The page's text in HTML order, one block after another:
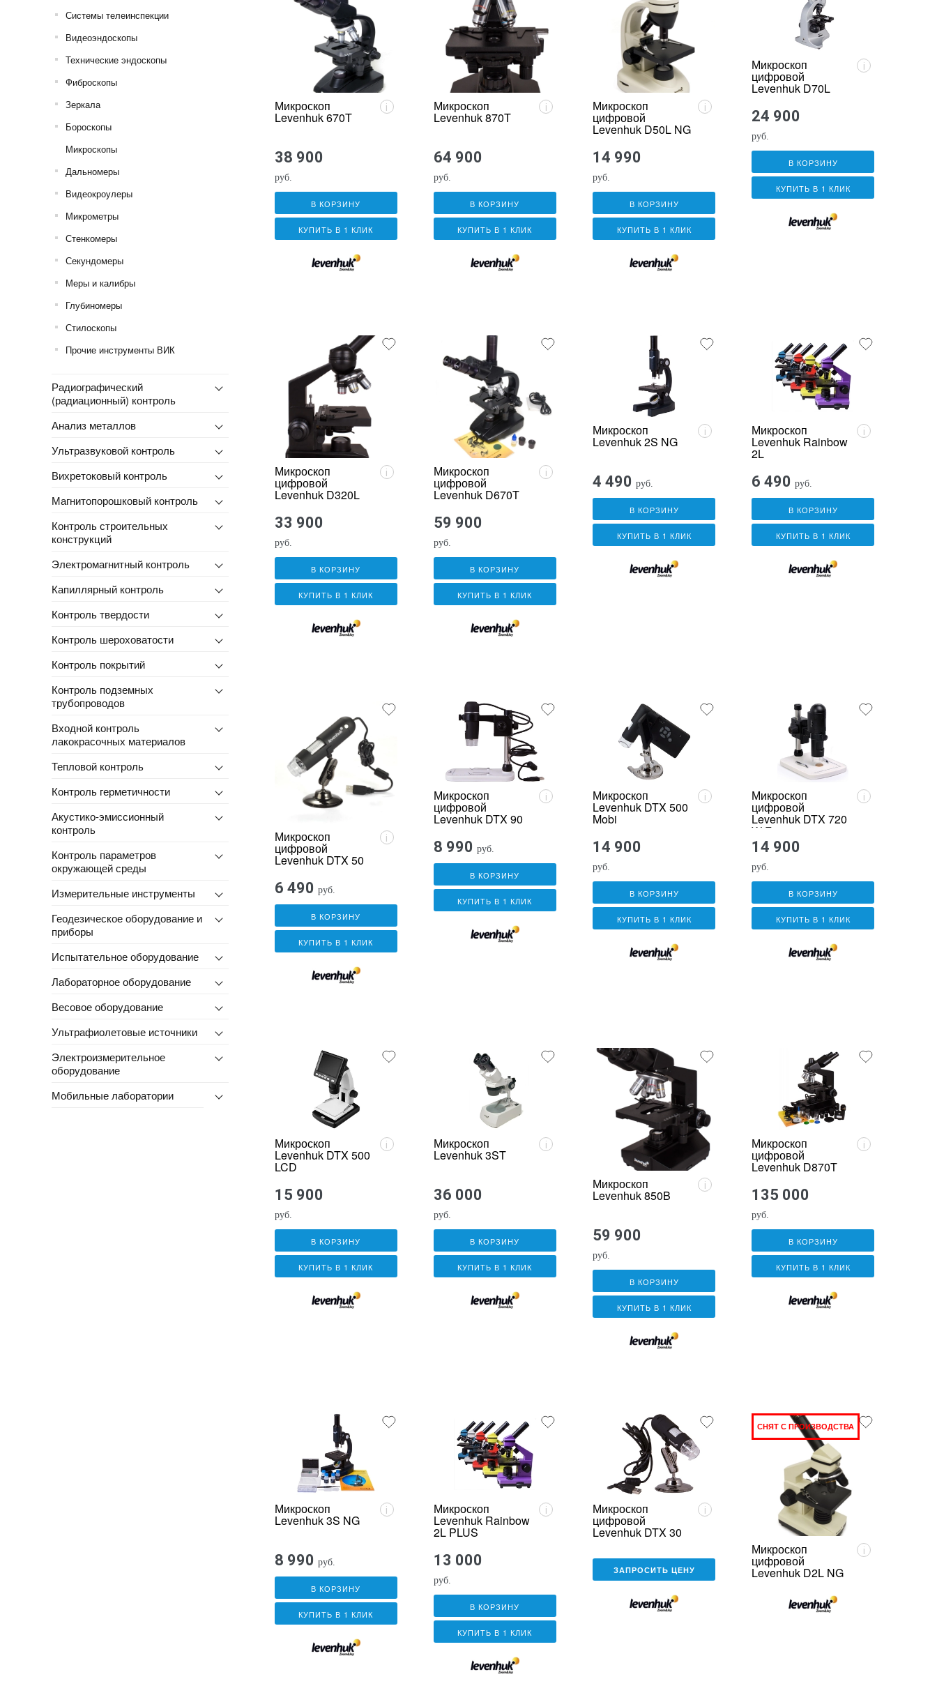
Системы телеинспекции
Видеоэндоскопы
Технические эндоскопы
Фиброскопы
Зеркала
Бороскопы
Микроскопы
Дальномеры
Видеокроулеры
Микрометры
Стенкомеры
Секундомеры
Меры и калибры
Глубиномеры
Стилоскопы
Прочие инструменты ВИК
Радиографический
(радиационный) контроль
Анализ металлов
Ультразвуковой контроль
Вихретоковый контроль
Магнитопорошковый контроль
Контроль строительных
конструкций
Электромагнитный контроль
Капиллярный контроль
Контроль твердости
Контроль шероховатости
Контроль покрытий
Контроль подземных
трубопроводов
Входной контроль
лакокрасочных материалов
Тепловой контроль
Контроль герметичности
Акустико-эмиссионный
контроль
Контроль параметров
окружающей среды
Измерительные инструменты
Геодезическое оборудование и
приборы
Испытательное оборудование
Лабораторное оборудование
Весовое оборудование
Ультрафиолетовые источники
Электроизмерительное
оборудование
Мобильные лаборатории
Микроскоп
Levenhuk 670T
i
38 900
руб.
В КОРЗИНУ
КУПИТЬ В 1 КЛИК
Микроскоп
Levenhuk 870T
i
64 900
руб.
В КОРЗИНУ
КУПИТЬ В 1 КЛИК
Микроскоп
цифровой
Levenhuk D50L NG
i
14 990
руб.
В КОРЗИНУ
КУПИТЬ В 1 КЛИК
Микроскоп
цифровой
Levenhuk D70L
i
24 900
руб.
В КОРЗИНУ
КУПИТЬ В 1 КЛИК
Микроскоп
цифровой
Levenhuk D320L
i
33 900
руб.
В КОРЗИНУ
КУПИТЬ В 1 КЛИК
Микроскоп
цифровой
Levenhuk D670T
i
59 900
руб.
В КОРЗИНУ
КУПИТЬ В 1 КЛИК
Микроскоп
Levenhuk 2S NG
i
4 490 руб.
В КОРЗИНУ
КУПИТЬ В 1 КЛИК
Микроскоп
Levenhuk Rainbow
2L
i
6 490 руб.
В КОРЗИНУ
КУПИТЬ В 1 КЛИК
Микроскоп
цифровой
Levenhuk DTX 50
i
6 490 руб.
В КОРЗИНУ
КУПИТЬ В 1 КЛИК
Микроскоп
цифровой
Levenhuk DTX 90
i
8 990 руб.
В КОРЗИНУ
КУПИТЬ В 1 КЛИК
Микроскоп
Levenhuk DTX 500
Mobi
i
14 900
руб.
В КОРЗИНУ
КУПИТЬ В 1 КЛИК
Микроскоп
цифровой
Levenhuk DTX 720
WiFi
i
14 900
руб.
В КОРЗИНУ
КУПИТЬ В 1 КЛИК
Микроскоп
Levenhuk DTX 500
LCD
i
15 900
руб.
В КОРЗИНУ
КУПИТЬ В 1 КЛИК
Микроскоп
Levenhuk 3ST
i
36 000
руб.
В КОРЗИНУ
КУПИТЬ В 1 КЛИК
Микроскоп
Levenhuk 850B
i
59 900
руб.
В КОРЗИНУ
КУПИТЬ В 1 КЛИК
Микроскоп
цифровой
Levenhuk D870T
i
135 000
руб.
В КОРЗИНУ
КУПИТЬ В 1 КЛИК
Микроскоп
Levenhuk 3S NG
i
8 990 руб.
В КОРЗИНУ
КУПИТЬ В 1 КЛИК
Микроскоп
Levenhuk Rainbow
2L PLUS
i
13 000
руб.
В КОРЗИНУ
КУПИТЬ В 1 КЛИК
Микроскоп
цифровой
Levenhuk DTX 30
i
ЗАПРОСИТЬ ЦЕНУ
СНЯТ С ПРОИЗВОДСТВА
Микроскоп
цифровой
Levenhuk D2L NG
i